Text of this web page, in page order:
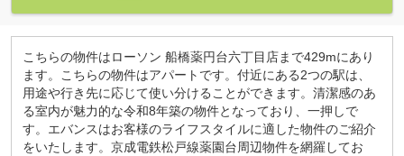
こちらの物件はローソン 船橋薬円台六丁目店まで429mにあり
ます。こちらの物件はアパートです。付近にある2つの駅は、
用途や行き先に応じて使い分けることができます。清潔感のあ
る室内が魅力的な令和8年築の物件となっており、一押しで
す。エバンスはお客様のライフスタイルに適した物件のご紹介
をいたします。京成電鉄松戸線薬園台周辺物件を網羅してお